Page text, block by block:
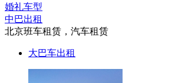
婚礼车型
中巴出租
北京班车租赁，汽车租赁
大巴车出租